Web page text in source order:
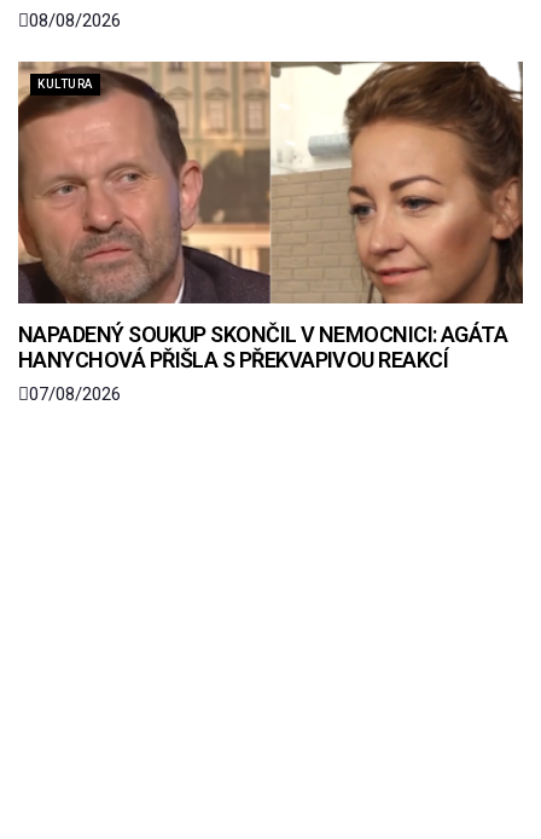
08/08/2026
KULTURA
NAPADENÝ SOUKUP SKONČIL V NEMOCNICI: AGÁTA
HANYCHOVÁ PŘIŠLA S PŘEKVAPIVOU REAKCÍ
07/08/2026